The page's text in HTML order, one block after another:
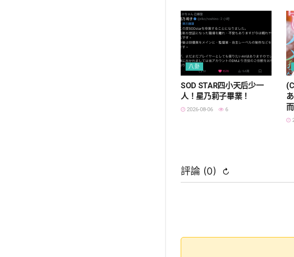
八卦
SOD STAR四小天后少一
人！星乃莉子畢業！
2026-08-06 6
評論 (0) ↻